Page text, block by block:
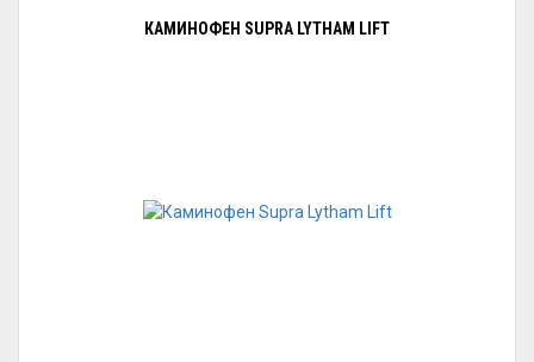
КАМИНОФЕН SUPRA LYTHAM LIFT